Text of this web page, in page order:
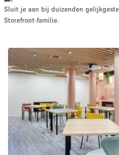
maken
Type ruimte
Sluit je aan bij duizenden
Storefront-familie.